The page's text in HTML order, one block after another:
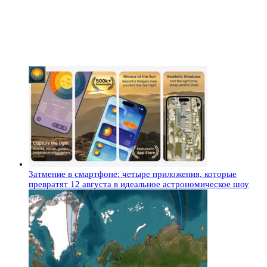
Затмение в смартфоне: четыре приложения, которые
превратят 12 августа в идеальное астрономическое шоу